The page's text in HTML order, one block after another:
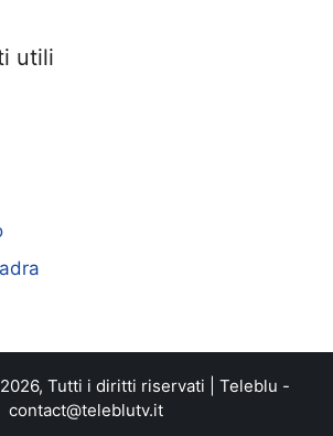
utili
Tutti i diritti riservati | Teleblu -
contact@teleblutv.it